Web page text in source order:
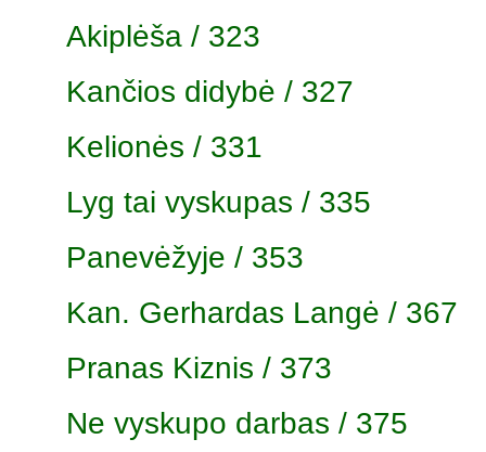
Akiplėša / 323
Kančios didybė / 327
Kelionės / 331
Lyg tai vyskupas / 335
Panevėžyje / 353
Kan. Gerhardas Langė / 367
Pranas Kiznis / 373
Ne vyskupo darbas / 375